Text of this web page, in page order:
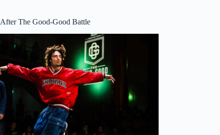
After The Good-Good Battle